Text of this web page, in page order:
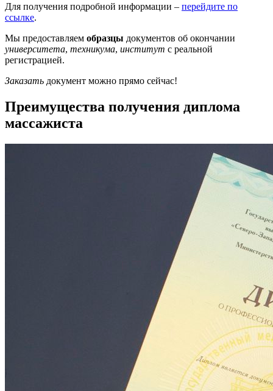
Для получения подробной информации – перейдите по
ссылке.
Мы предоставляем образцы документов об окончании
университета, техникума, институт с реальной
регистрацией.
Заказать документ можно прямо сейчас!
Преимущества получения диплома
массажиста